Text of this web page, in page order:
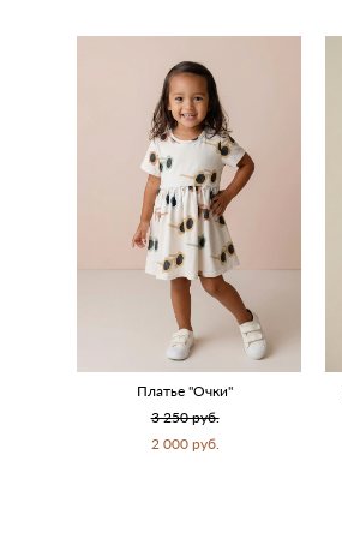
Платье "Очки"
3 250 pуб.
2 000 pуб.